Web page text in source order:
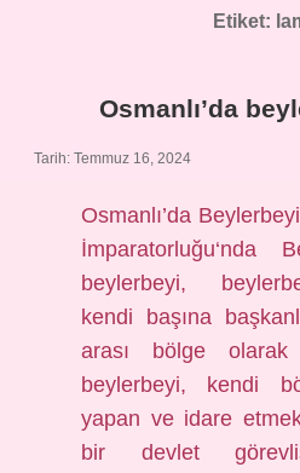
Etiket:
Osmanlı’da
Tarih: Temmuz 16, 2024
Osmanlı’da
İmparatorluğu‘nda
beylerbeyi,
kendi başına
arası bölge olarak
beylerbeyi, kendi
yapan ve idare
bir devlet